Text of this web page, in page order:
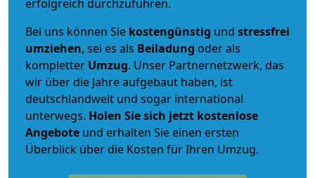
erfolgreich durchzuführen.
Bei uns können Sie kostengünstig und stressfrei
umziehen, sei es als Beiladung oder als
kompletter Umzug. Unser Partnernetzwerk, das
wir über die Jahre aufgebaut haben, ist
deutschlandweit und sogar international
unterwegs. Holen Sie sich jetzt kostenlose
Angebote und erhalten Sie einen ersten
Überblick über die Kosten für Ihren Umzug.